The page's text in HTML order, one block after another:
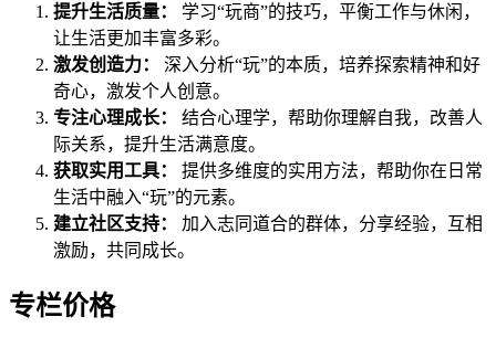
提升生活质量：
学习“玩商”的技巧，平衡工作与休闲，
让生活更加丰富多彩。
激发创造力：
深入分析“玩”的本质，培养探索精神和好
奇心，激发个人创意。
专注心理成长：
结合心理学，帮助你理解自我，改善人
际关系，提升生活满意度。
获取实用工具：
提供多维度的实用方法，帮助你在日常
生活中融入“玩”的元素。
建立社区支持：
加入志同道合的群体，分享经验，互相
激励，共同成长。
专栏价格